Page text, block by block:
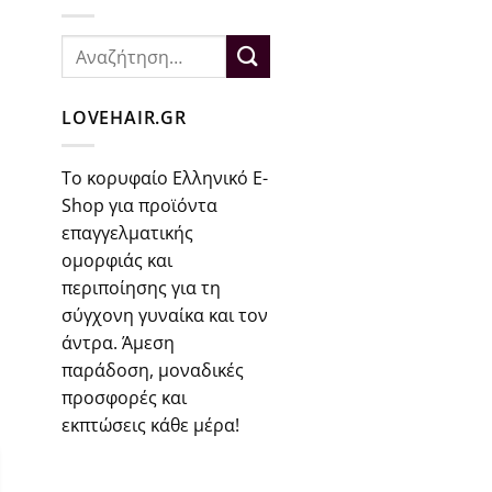
Αναζήτηση
για:
LOVEHAIR.GR
Το κορυφαίο Ελληνικό E-
Shop για προϊόντα
επαγγελματικής
ομορφιάς και
περιποίησης για τη
σύγχονη γυναίκα και τον
άντρα. Άμεση
παράδοση, μοναδικές
προσφορές και
εκπτώσεις κάθε μέρα!